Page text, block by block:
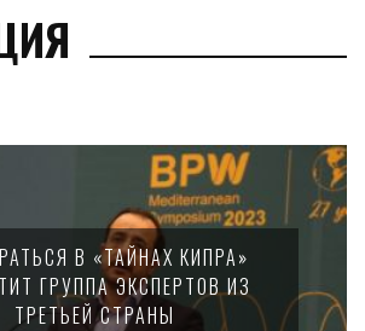
В «ТАЙНАХ КИПРА»
ГРУППА ЭКСПЕРТОВ ИЗ
ТРЕТЬЕЙ СТРАНЫ